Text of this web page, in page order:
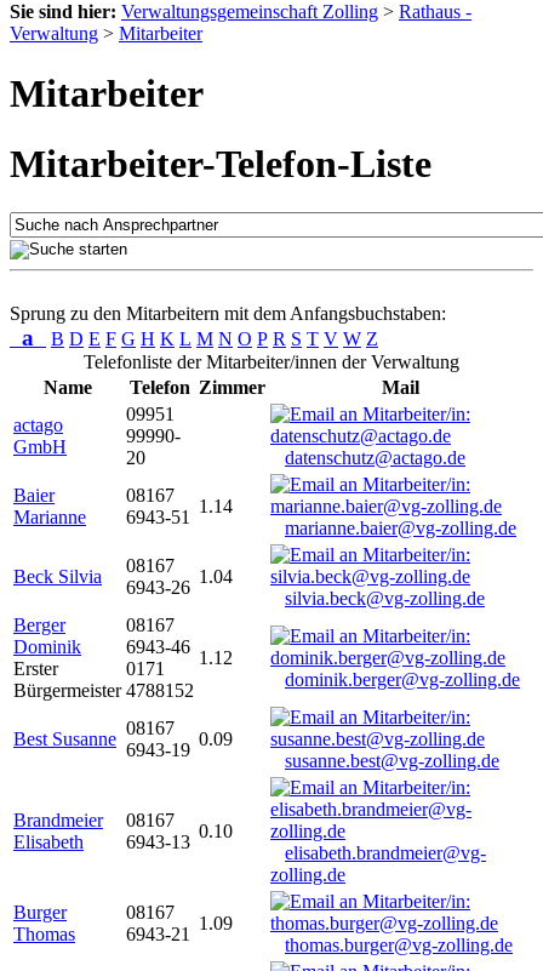
Sie sind hier: Verwaltungsgemeinschaft Zolling > Rathaus -
Verwaltung > Mitarbeiter
Mitarbeiter
Mitarbeiter-Telefon-Liste
Sprung zu den Mitarbeitern mit dem Anfangsbuchstaben:
a B D E F G H K L M N O P R S T V W Z
Telefonliste der Mitarbeiter/innen der Verwaltung
Name
Telefon Zimmer
Mail
actago
GmbH
09951
99990-
20
datenschutz@actago.de
Baier
Marianne
08167
6943-51
1.14
marianne.baier@vg-zolling.de
Beck Silvia
08167
6943-26
1.04
silvia.beck@vg-zolling.de
Berger
Dominik
Erster
Bürgermeister
08167
6943-46
0171
4788152
1.12
dominik.berger@vg-zolling.de
Best Susanne
08167
6943-19
0.09
susanne.best@vg-zolling.de
Brandmeier
Elisabeth
08167
6943-13
0.10
elisabeth.brandmeier@vg-
zolling.de
Burger
Thomas
08167
6943-21
1.09
thomas.burger@vg-zolling.de